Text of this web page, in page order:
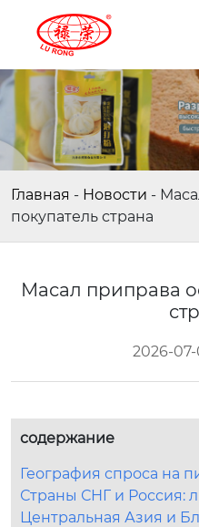
Главная - Новости -
покупатель страна
Масал приправа
2026-07-
содержание
География спроса на
Страны СНГ и Россия:
Центральная Азия и